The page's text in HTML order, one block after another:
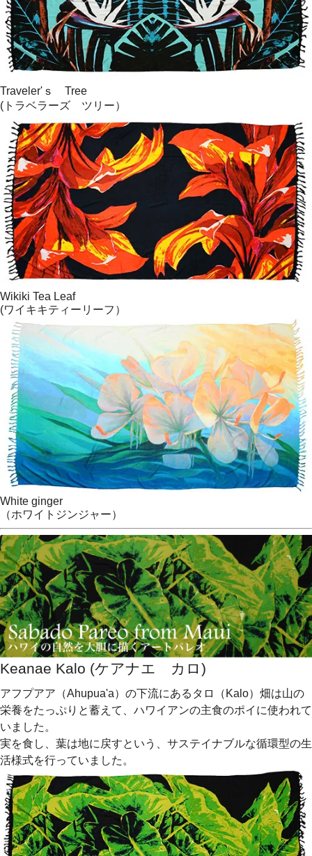
Traveler'ｓ Tree
(トラベラーズ ツリー）
Wikiki Tea Leaf
(ワイキキティーリーフ）
White ginger
（ホワイトジンジャー）
Keanae Kalo (ケアナエ カロ)
アフプアア（Ahupua'a）の下流にあるタロ（Kalo）畑は山の
栄養をたっぷりと蓄えて、ハワイアンの主食のポイに使われて
いました。
実を食し、葉は地に戻すという、サステイナブルな循環型の生
活様式を行っていました。